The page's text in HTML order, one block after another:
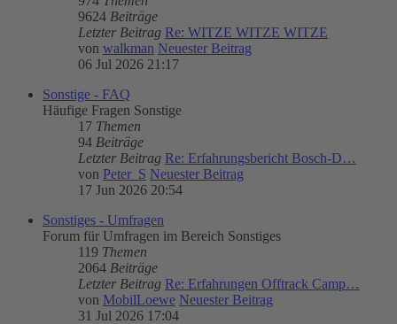
9624 Beiträge
Letzter Beitrag Re: WITZE WITZE WITZE
von walkman Neuester Beitrag
06 Jul 2026 21:17
Sonstige - FAQ
Häufige Fragen Sonstige
17 Themen
94 Beiträge
Letzter Beitrag Re: Erfahrungsbericht Bosch-D…
von Peter_S Neuester Beitrag
17 Jun 2026 20:54
Sonstiges - Umfragen
Forum für Umfragen im Bereich Sonstiges
119 Themen
2064 Beiträge
Letzter Beitrag Re: Erfahrungen Offtrack Camp…
von MobilLoewe Neuester Beitrag
31 Jul 2026 17:04